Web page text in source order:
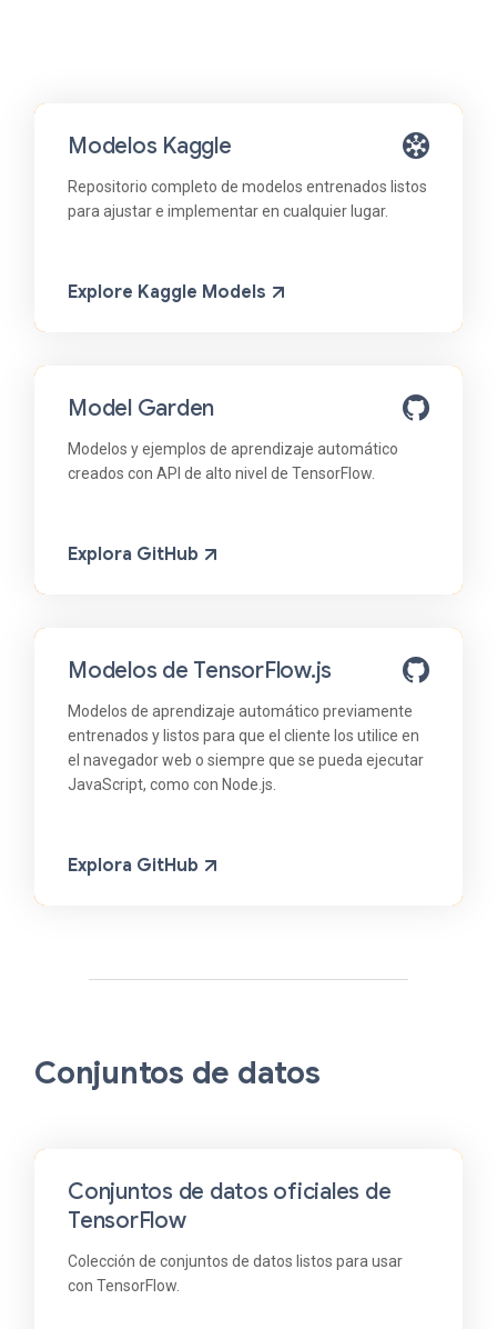
Modelos Kaggle
Repositorio completo de modelos entrenados listos
para ajustar e implementar en cualquier lugar.
Explore Kaggle Models
Model Garden
Modelos y ejemplos de aprendizaje automático
creados con API de alto nivel de TensorFlow.
Explora GitHub
Modelos de TensorFlow.js
Modelos de aprendizaje automático previamente
entrenados y listos para que el cliente los utilice en
el navegador web o siempre que se pueda ejecutar
JavaScript, como con Node.js.
Explora GitHub
Conjuntos de datos
Conjuntos de datos oficiales de
TensorFlow
Colección de conjuntos de datos listos para usar
con TensorFlow.